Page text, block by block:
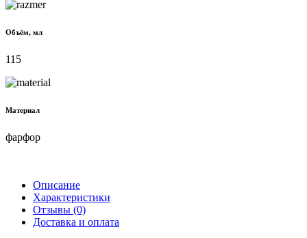
Объём, мл
115
Материал
фарфор
Описание
Характеристики
Отзывы (0)
Доставка и оплата